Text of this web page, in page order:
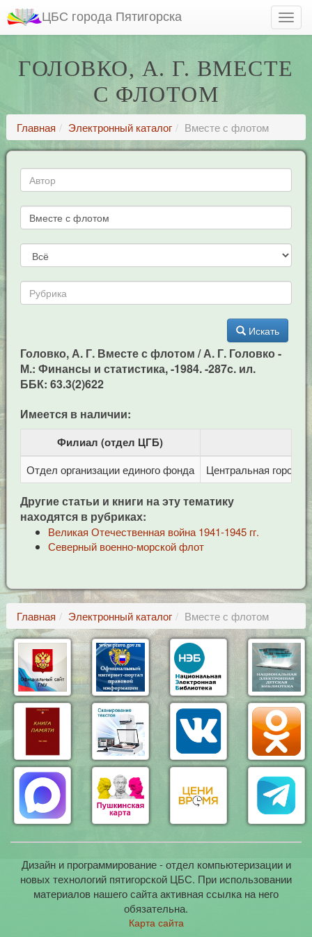
ЦБС города Пятигорска
ГОЛОВКО, А. Г. ВМЕСТЕ
С ФЛОТОМ
Главная Электронный каталог Вместе с флотом
Искать
Головко, А. Г. Вместе с флотом / А. Г. Головко -
М.: Финансы и статистика, -1984. -287c. ил.
ББК: 63.3(2)622
Имеется в наличии:
Филиал (отдел ЦГБ)
Отдел организации единого фонда Центральная
Другие статьи и книги на эту тематику
находятся в рубриках:
Великая Отечественная война 1941-1945 гг.
Северный военно-морской флот
Главная Электронный каталог Вместе с флотом
Дизайн и программирование - отдел компьютеризации и
новых технологий пятигорской ЦБС. При использовании
материалов нашего сайта активная ссылка на него
обязательна.
Карта сайта